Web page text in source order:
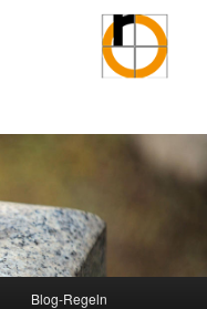
Blog-Regeln